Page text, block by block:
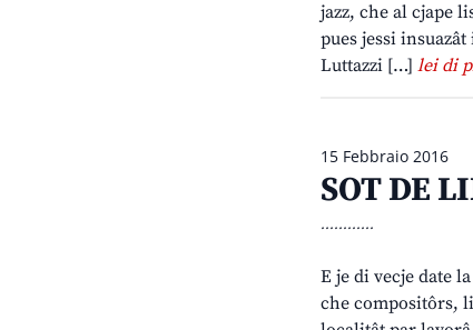
jazz, che al cjape
pues jessi
Luttazzi […] lei di
15 Febbraio 2016
SOT DE
............
E je di vecje date
che compositôrs,